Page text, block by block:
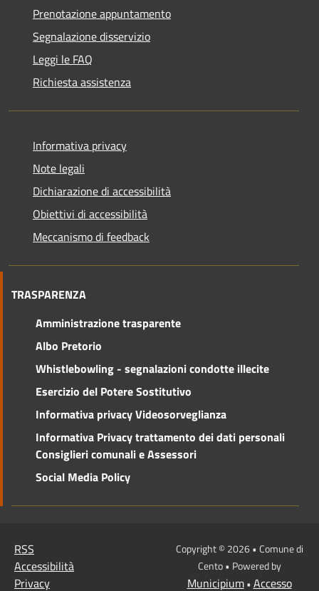
Prenotazione appuntamento
Segnalazione disservizio
Leggi le FAQ
Richiesta assistenza
Informativa privacy
Note legali
Dichiarazione di accessibilità
Obiettivi di accessibilità
Meccanismo di feedback
TRASPARENZA
Amministrazione trasparente
Albo Pretorio
Whistlebowling - segnalazioni condotte illecite
Esercizio del Potere Sostitutivo
Informativa privacy Videosorveglianza
Informativa Privacy trattamento dei dati personali
Consiglieri comunali e Assessori
Social Media Policy
RSS
Accessibilità
Privacy
Copyright © 2026 • Comune di
Cento • Powered by
Municipium• Accesso